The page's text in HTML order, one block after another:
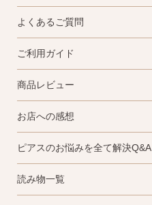
よくあるご質問
ご利用ガイド
商品レビュー
お店への感想
ピアスのお悩みを全て解決Q&A
読み物一覧